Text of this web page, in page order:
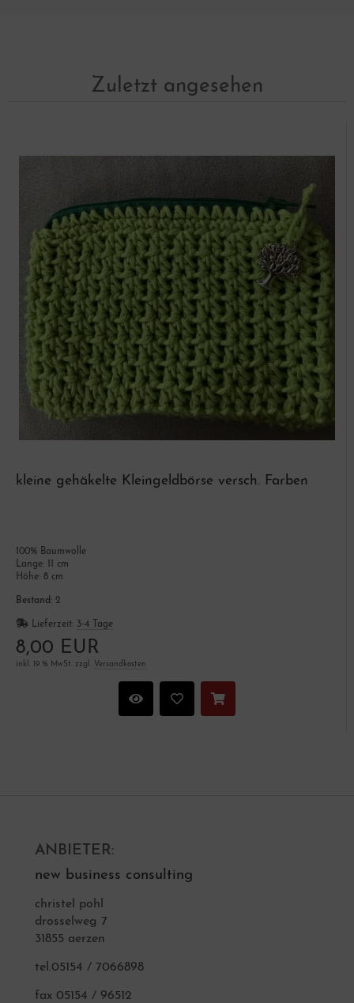
Zuletzt angesehen
kleine gehäkelte Kleingeldbörse versch. Farben
100% Baumwolle
Lange: 11 cm
Höhe: 8 cm
Bestand: 2
Lieferzeit: 3-4 Tage
8,00 EUR
inkl. 19 % MwSt. zzgl. Versandkosten
ANBIETER:
new business consulting
christel pohl
drosselweg 7
31855 aerzen
tel.05154 / 7066898
fax 05154 / 96512